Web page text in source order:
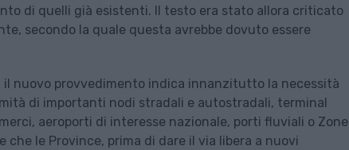
di quelli già esistenti. Il testo era stato allora criticato
secondo la quale questa avrebbe dovuto essere
nuovo provvedimento indica innanzitutto la necessità
di importanti nodi stradali e autostradali, terminal
aeroporti di interesse nazionale, porti fluviali o Zone
le Province, prima di dare il via libera a nuovi